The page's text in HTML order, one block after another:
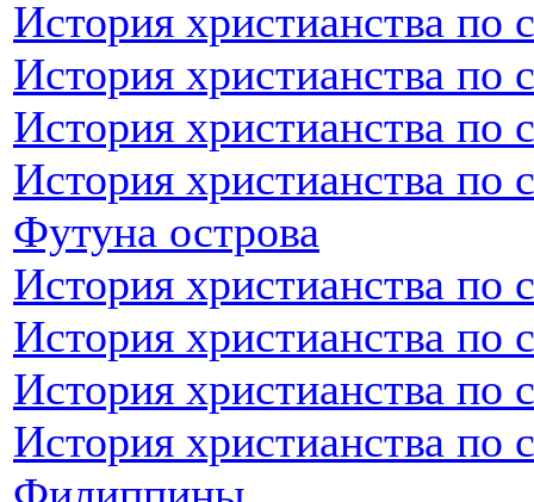
История христианства по
История христианства по
История христианства по
История христианства по
Футуна острова
История христианства по
История христианства по
История христианства
История христианства по